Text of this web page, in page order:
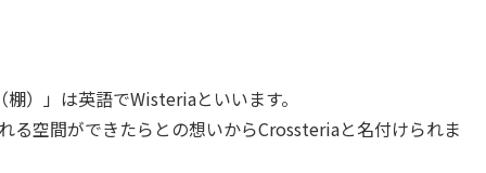
）」は英語でWisteriaといいます。
る空間ができたらとの想いからCrossteriaと名付けられま